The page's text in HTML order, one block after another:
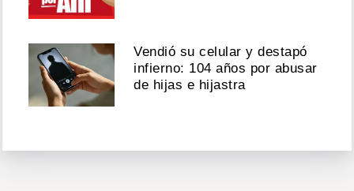
Vendió su celular y destapó
infierno: 104 años por abusar
de hijas e hijastra